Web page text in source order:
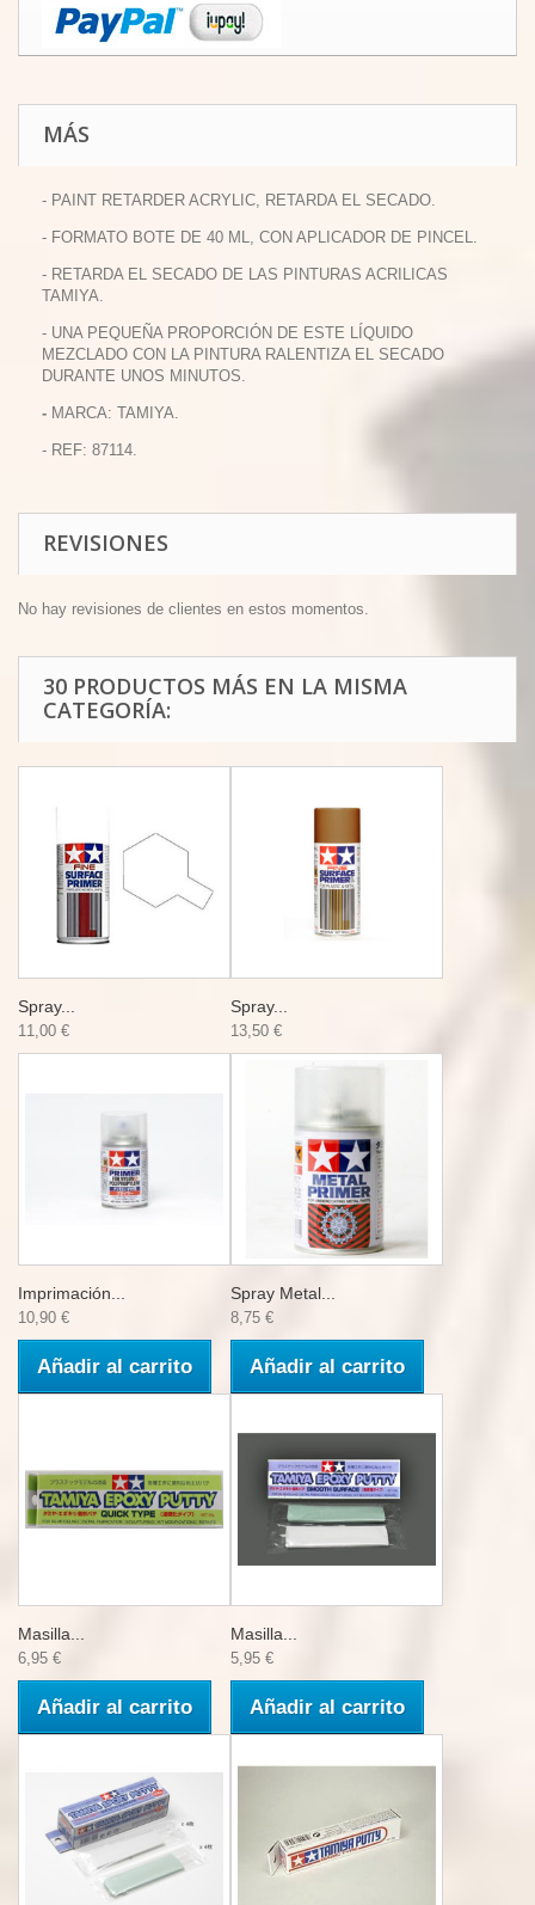
MÁS
- PAINT RETARDER ACRYLIC, RETARDA EL SECADO.
- FORMATO BOTE DE 40 ML, CON APLICADOR DE PINCEL.
- RETARDA EL SECADO DE LAS PINTURAS ACRILICAS
TAMIYA.
- UNA PEQUEÑA PROPORCIÓN DE ESTE LÍQUIDO
MEZCLADO CON LA PINTURA RALENTIZA EL SECADO
DURANTE UNOS MINUTOS.
- MARCA: TAMIYA.
- REF: 87114.
REVISIONES
No hay revisiones de clientes en estos momentos.
30 PRODUCTOS MÁS EN LA MISMA
CATEGORÍA:
Spray...
11,00 €
Spray...
13,50 €
Imprimación...
10,90 €
Añadir al carrito
Spray Metal...
8,75 €
Añadir al carrito
Masilla...
6,95 €
Añadir al carrito
Masilla...
5,95 €
Añadir al carrito